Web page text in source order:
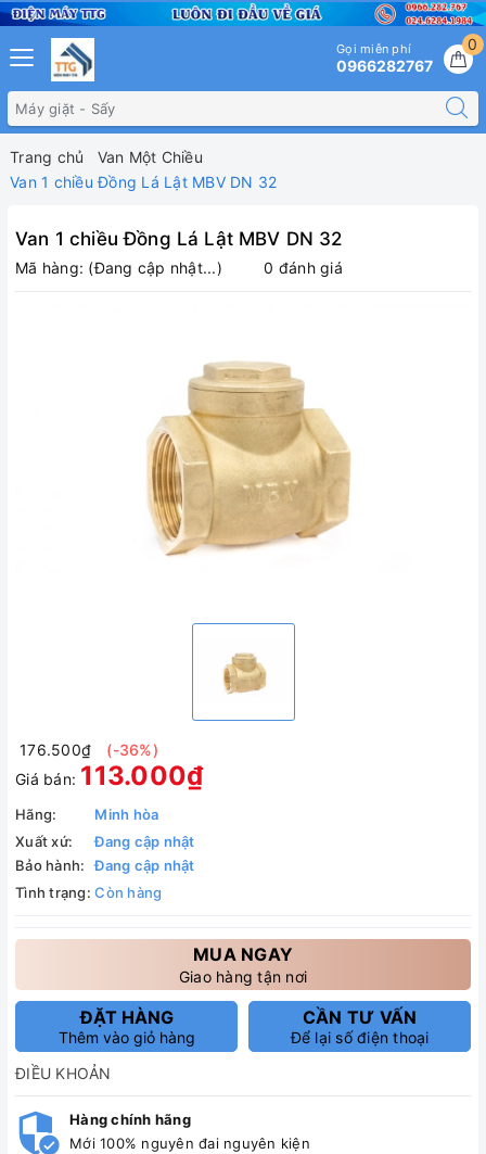
0
Gọi miễn phí
0966282767
Trang chủ
Van Một Chiều
Van 1 chiều Đồng Lá Lật MBV DN 32
Van 1 chiều Đồng Lá Lật MBV DN 32
Mã hàng: (Đang cập nhật...) 0 đánh giá
176.500₫
(-36%)
Giá bán: 113.000₫
Hãng:
Minh hòa
Xuất xứ:
Đang cập nhật
Bảo hành:
Đang cập nhật
Tình trạng: Còn hàng
MUA NGAY
Giao hàng tận nơi
ĐẶT HÀNG
Thêm vào giỏ hàng
CẦN TƯ VẤN
Để lại số điện thoại
ĐIỀU KHOẢN
Hàng chính hãng
Mới 100% nguyên đai nguyên kiện